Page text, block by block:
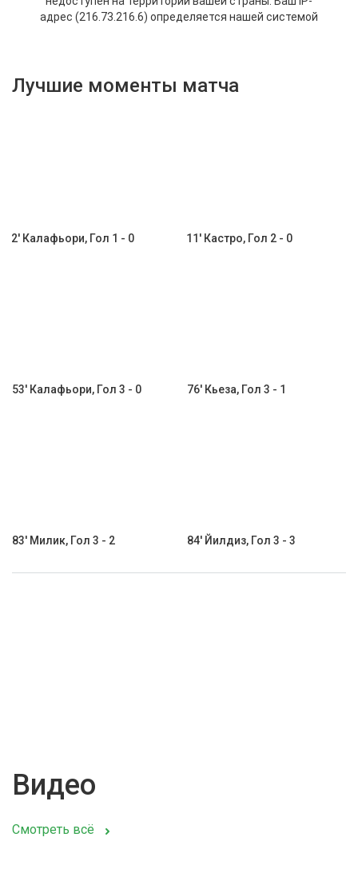
Лучшие моменты матча
2' Калафьори, Гол 1 - 0 11' Кастро, Гол 2 - 0
53' Калафьори, Гол 3 - 0 76' Кьеза, Гол 3 - 1
83' Милик, Гол 3 - 2 84' Йилдиз, Гол 3 - 3
Видео
Смотреть всё